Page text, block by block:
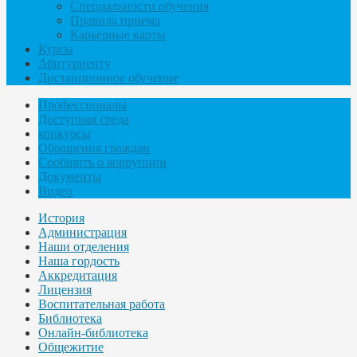
Специальности обучения
Правила приема
Карьерные карты
Курсы
Абитуриенту
Дистанционное обучение
Профессионалы
Доступная среда
конкурсы
Обращения граждан
Сообщить о коррупции
Документы
Видео
История
Администрация
Наши отделения
Наша гордость
Аккредитация
Лицензия
Воспитательная работа
Библиотека
Онлайн-библиотека
Общежитие